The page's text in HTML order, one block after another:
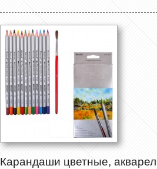
Карандаши цветные,